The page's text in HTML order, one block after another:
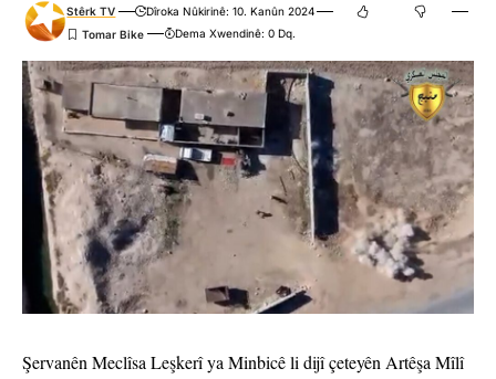
Stêrk TV
Dîroka Nûkirinê: 10. Kanûn 2024
Dema Xwendinê: 0 Dq.
Şervanên Meclîsa Leşkerî ya Minbicê li dijî çeteyên Artêşa Mîlî